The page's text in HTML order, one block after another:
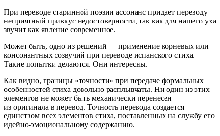
При переводе старинной поэзии ассонанс придает переводу
неприятный привкус недостоверности, так как для нашего уха
звучит как явление современное.
Может быть, одно из решений — применение корневых или
консонантных созвучий при переводе испанского стиха.
Такие попытки делаются. Они интересны.
Как видно, границы «точности» при передаче формальных
особенностей стиха довольно расплывчаты. Ни один из этих
элементов не может быть механически перенесен
из оригинала в перевод. Точность перевода создается
единством всех элементов стиха, поставленных на службу его
идейно-эмоциональному содержанию.